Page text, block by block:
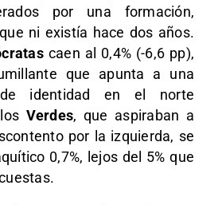
por una formación,
ni existía hace dos años.
caen al 0,4% (-6,6 pp),
que apunta a una
identidad en el norte
Verdes, que aspiraban a
por la izquierda, se
0,7%, lejos del 5% que